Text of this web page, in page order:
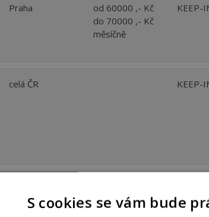
Praha
od 60000 ,- Kč
do 70000 ,- Kč
měsíčně
KEEP-
celá ČR KEEP-
do 130000 ,- Kč
S cookies se vám bude